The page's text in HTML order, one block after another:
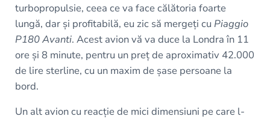
turbopropulsie, ceea ce va face călătoria foarte
lungă, dar și profitabilă, eu zic să mergeți cu Piaggio
P180 Avanti. Acest avion vă va duce la Londra în 11
ore și 8 minute, pentru un preț de aproximativ 42.000
de lire sterline, cu un maxim de șase persoane la
bord.
Un alt avion cu reacție de mici dimensiuni pe care l-